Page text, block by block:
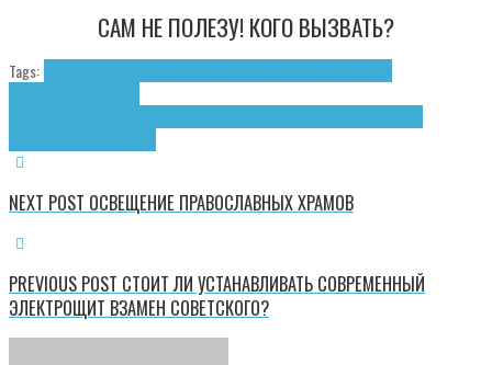
САМ НЕ ПОЛЕЗУ! КОГО ВЫЗВАТЬ?
Tags:
NEXT POST ОСВЕЩЕНИЕ ПРАВОСЛАВНЫХ ХРАМОВ
PREVIOUS POST СТОИТ ЛИ УСТАНАВЛИВАТЬ СОВРЕМЕННЫЙ
ЭЛЕКТРОЩИТ ВЗАМЕН СОВЕТСКОГО?